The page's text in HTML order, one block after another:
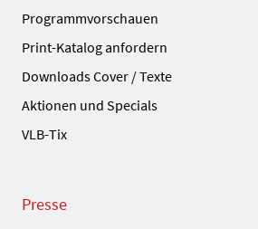
Programmvorschauen
Print-Katalog anfordern
Downloads Cover / Texte
Aktionen und Specials
VLB-Tix
Presse